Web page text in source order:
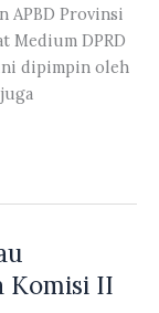
APBD Provinsi
Medium DPRD
dipimpin oleh
Komisi II